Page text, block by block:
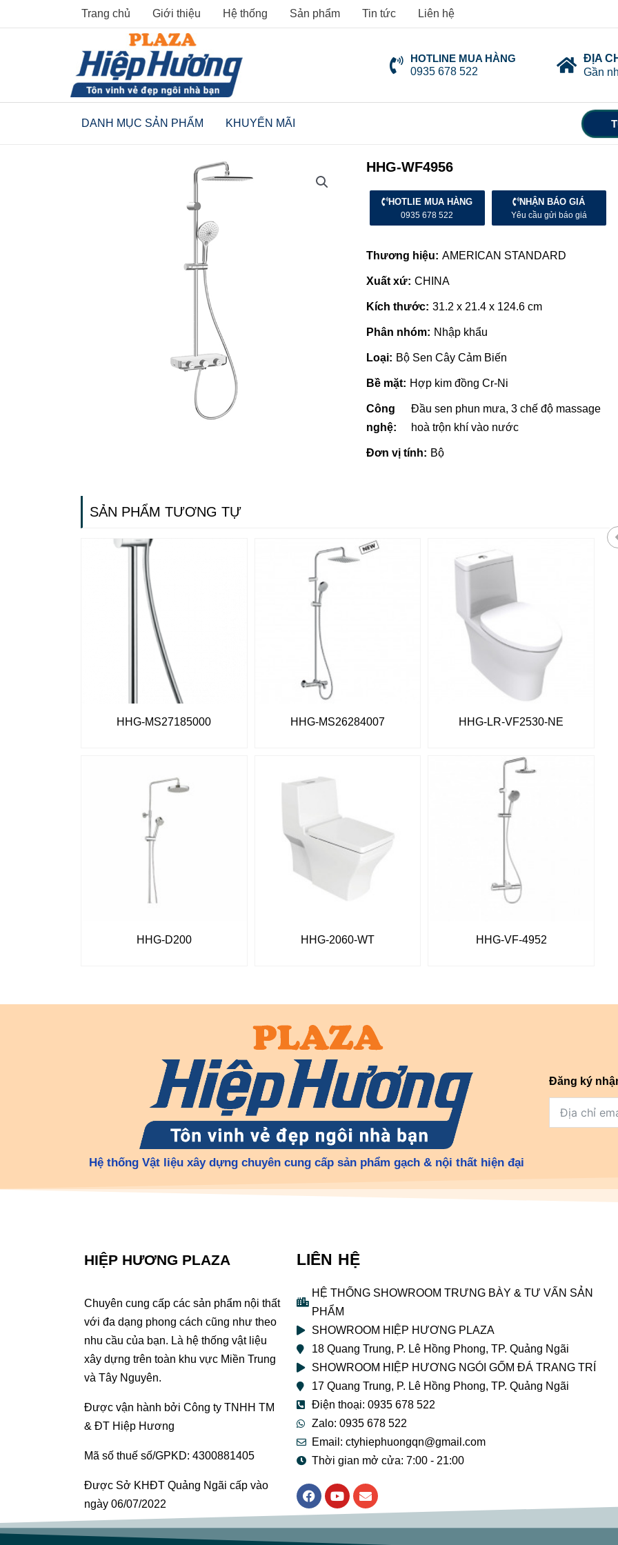
to
Trang chủ Giới thiệu Hệ thống Sản phẩm Tin tức Liên hệ
HOTLINE MUA HÀNG
0935 678 522
ĐỊA
Gần
DANH MỤC SẢN PHẨM KHUYẾN MÃI
HHG-WF4956
HOTLIE MUA HÀNG
0935 678 522
NHẬN BÁO GIÁ
Yêu cầu gửi báo giá
Thương hiệu: AMERICAN STANDARD
Xuất xứ: CHINA
Kích thước: 31.2 x 21.4 x 124.6 cm
Phân nhóm: Nhập khẩu
Loại: Bộ Sen Cây Cảm Biến
Bề mặt: Hợp kim đồng Cr-Ni
Công
nghệ:
Đầu sen phun mưa, 3 chế độ massage
hoà trộn khí vào nước
Đơn vị tính: Bộ
SẢN PHẨM TƯƠNG TỰ
HHG-MS27185000 HHG-MS26284007 HHG-LR-VF2530-NE
HHG-D200 HHG-2060-WT HHG-VF-4952
Gạch ốp lát giá rẻ tại Quảng
Hệ thống Vật liệu xây dựng chuyên cung cấp sản phẩm gạch & nội thất hiện đại
Đăng ký
HIỆP HƯƠNG PLAZA
Chuyên cung cấp các sản phẩm nội thất
với đa dạng phong cách cũng như theo
nhu cầu của bạn. Là hệ thống vật liệu
xây dựng trên toàn khu vực Miền Trung
và Tây Nguyên.
Được vận hành bởi Công ty TNHH TM
& ĐT Hiệp Hương
Mã số thuế số/GPKD: 4300881405
Được Sở KHĐT Quảng Ngãi cấp vào
ngày 06/07/2022
LIÊN HỆ
HỆ THỐNG SHOWROOM TRƯNG BÀY & TƯ VẤN SẢN
PHẨM
SHOWROOM HIỆP HƯƠNG PLAZA
18 Quang Trung, P. Lê Hồng Phong, TP. Quảng Ngãi
SHOWROOM HIỆP HƯƠNG NGÓI GỐM ĐÁ TRANG TRÍ
17 Quang Trung, P. Lê Hồng Phong, TP. Quảng Ngãi
Điện thoại: 0935 678 522
Zalo: 0935 678 522
Email: ctyhiephuongqn@gmail.com
Thời gian mở cửa: 7:00 - 21:00
F
a
c
e
b
Y
o
u
t
E
n
v
e